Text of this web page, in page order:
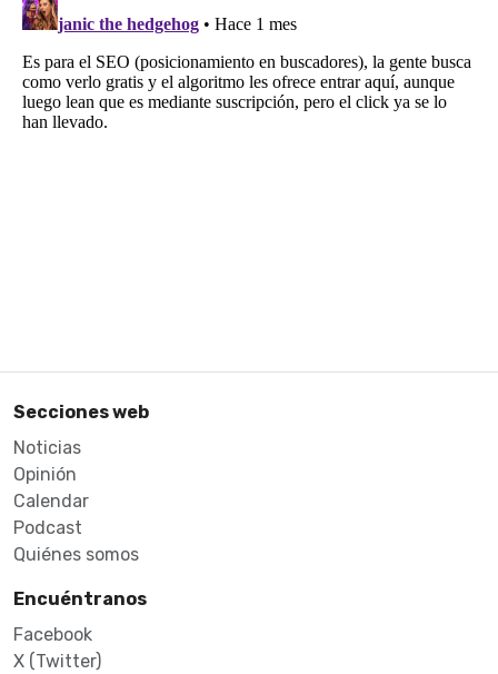
Secciones web
Noticias
Opinión
Calendar
Podcast
Quiénes somos
Encuéntranos
Facebook
X (Twitter)